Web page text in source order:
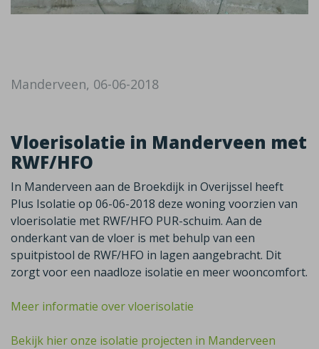
Manderveen, 06-06-2018
Vloerisolatie in Manderveen met
RWF/HFO
In Manderveen aan de Broekdijk in Overijssel heeft
Plus Isolatie op 06-06-2018 deze woning voorzien van
vloerisolatie met RWF/HFO PUR-schuim. Aan de
onderkant van de vloer is met behulp van een
spuitpistool de RWF/HFO in lagen aangebracht. Dit
zorgt voor een naadloze isolatie en meer wooncomfort.
Meer informatie over vloerisolatie
Bekijk hier onze isolatie projecten in Manderveen